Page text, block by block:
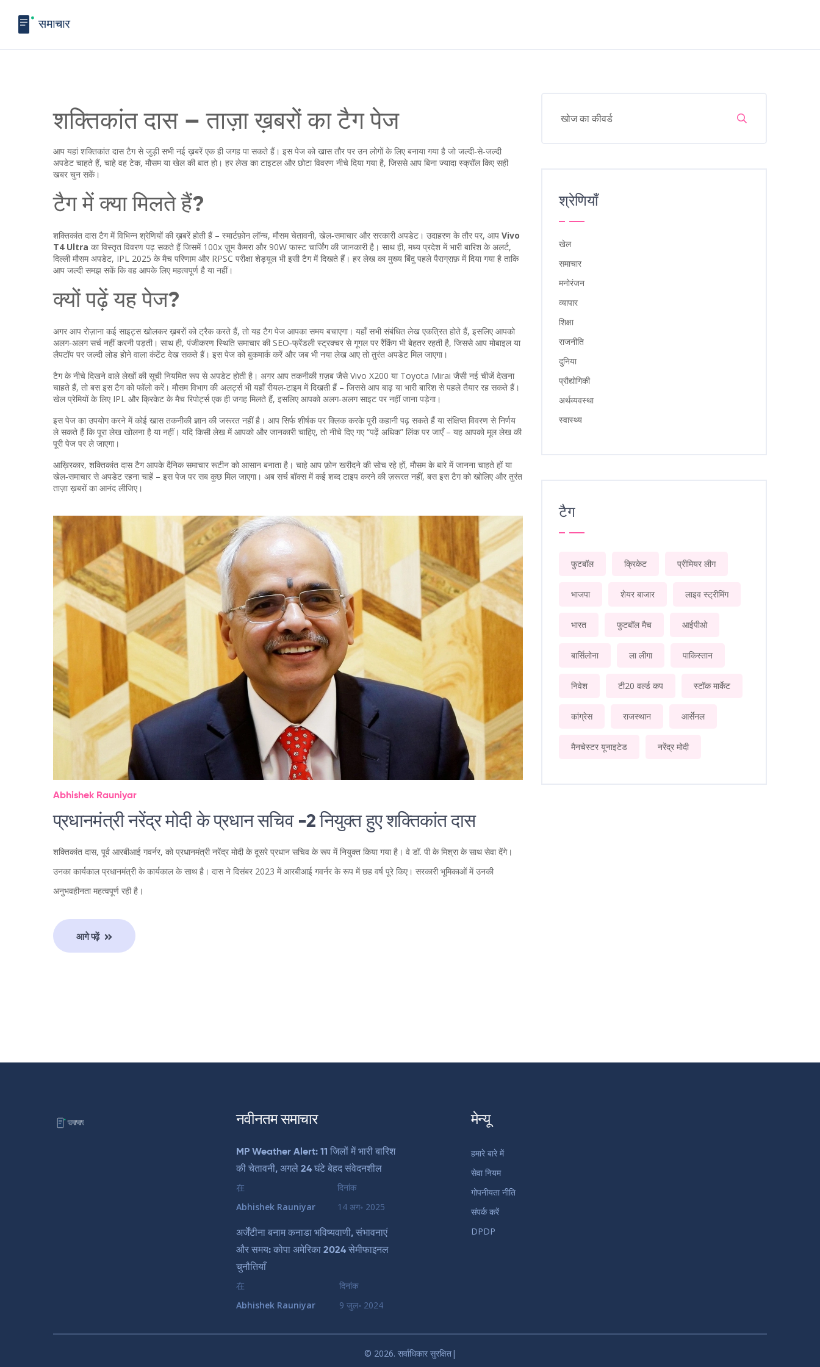
शक्तिकांत दास – ताज़ा ख़बरों का टैग पेज
आप यहां शक्तिकांत दास टैग से जुड़ी सभी नई ख़बरें एक ही जगह पा सकते हैं। इस पेज को खास तौर पर उन लोगों के लिए बनाया गया है जो जल्दी‑से‑जल्दी
अपडेट चाहते हैं, चाहे वह टेक, मौसम या खेल की बात हो। हर लेख का टाइटल और छोटा विवरण नीचे दिया गया है, जिससे आप बिना ज्यादा स्क्रॉल किए सही
खबर चुन सकें।
टैग में क्या मिलते हैं?
शक्तिकांत दास टैग में विभिन्न श्रेणियों की ख़बरें होती हैं – स्मार्टफ़ोन लॉन्च, मौसम चेतावनी, खेल‑समाचार और सरकारी अपडेट। उदाहरण के तौर पर, आप Vivo
T4 Ultra का विस्तृत विवरण पढ़ सकते हैं जिसमें 100x ज़ूम कैमरा और 90W फास्ट चार्जिंग की जानकारी है। साथ ही, मध्य प्रदेश में भारी बारिश के अलर्ट,
दिल्ली मौसम अपडेट, IPL 2025 के मैच परिणाम और RPSC परीक्षा शेड्यूल भी इसी टैग में दिखते हैं। हर लेख का मुख्य बिंदु पहले पैराग्राफ़ में दिया गया है ताकि
आप जल्दी समझ सकें कि वह आपके लिए महत्वपूर्ण है या नहीं।
क्यों पढ़ें यह पेज?
अगर आप रोज़ाना कई साइट्स खोलकर ख़बरों को ट्रैक करते हैं, तो यह टैग पेज आपका समय बचाएगा। यहाँ सभी संबंधित लेख एकत्रित होते हैं, इसलिए आपको
अलग‑अलग सर्च नहीं करनी पड़ती। साथ ही, पंजीकरण स्थिति समाचार की SEO‑फ्रेंडली स्ट्रक्चर से गूगल पर रैंकिंग भी बेहतर रहती है, जिससे आप मोबाइल या
लैपटॉप पर जल्दी लोड होने वाला कंटेंट देख सकते हैं। इस पेज को बुकमार्क करें और जब भी नया लेख आए तो तुरंत अपडेट मिल जाएगा।
टैग के नीचे दिखने वाले लेखों की सूची नियमित रूप से अपडेट होती है। अगर आप तकनीकी ग़ज़ब जैसे Vivo X200 या Toyota Mirai जैसी नई चीजें देखना
चाहते हैं, तो बस इस टैग को फॉलो करें। मौसम विभाग की अलर्ट्स भी यहाँ रीयल‑टाइम में दिखती हैं – जिससे आप बाढ़ या भारी बारिश से पहले तैयार रह सकते हैं।
खेल प्रेमियों के लिए IPL और क्रिकेट के मैच रिपोर्ट्स एक ही जगह मिलते हैं, इसलिए आपको अलग‑अलग साइट पर नहीं जाना पड़ेगा।
इस पेज का उपयोग करने में कोई खास तकनीकी ज्ञान की जरूरत नहीं है। आप सिर्फ शीर्षक पर क्लिक करके पूरी कहानी पढ़ सकते हैं या संक्षिप्त विवरण से निर्णय
ले सकते हैं कि पूरा लेख खोलना है या नहीं। यदि किसी लेख में आपको और जानकारी चाहिए, तो नीचे दिए गए “पढ़ें अधिक” लिंक पर जाएँ – यह आपको मूल लेख की
पूरी पेज पर ले जाएगा।
आख़िरकार, शक्तिकांत दास टैग आपके दैनिक समाचार रूटीन को आसान बनाता है। चाहे आप फ़ोन खरीदने की सोच रहे हों, मौसम के बारे में जानना चाहते हों या
खेल‑समाचार से अपडेट रहना चाहें – इस पेज पर सब कुछ मिल जाएगा। अब सर्च बॉक्स में कई शब्द टाइप करने की ज़रूरत नहीं, बस इस टैग को खोलिए और तुरंत
ताज़ा ख़बरों का आनंद लीजिए।
Abhishek Rauniyar
प्रधानमंत्री नरेंद्र मोदी के प्रधान सचिव -2 नियुक्त हुए शक्तिकांत दास
शक्तिकांत दास, पूर्व आरबीआई गवर्नर, को प्रधानमंत्री नरेंद्र मोदी के दूसरे प्रधान सचिव के रूप में नियुक्त किया गया है। वे डॉ. पी के मिश्रा के साथ सेवा देंगे।
उनका कार्यकाल प्रधानमंत्री के कार्यकाल के साथ है। दास ने दिसंबर 2023 में आरबीआई गवर्नर के रूप में छह वर्ष पूरे किए। सरकारी भूमिकाओं में उनकी
अनुभवहीनता महत्वपूर्ण रही है।
आगे पढ़ें
श्रेणियाँ
खेल
समाचार
मनोरंजन
व्यापार
शिक्षा
राजनीति
दुनिया
प्रौद्योगिकी
अर्थव्यवस्था
स्वास्थ्य
टैग
फुटबॉल क्रिकेट प्रीमियर लीग
भाजपा शेयर बाजार लाइव स्ट्रीमिंग
भारत फुटबॉल मैच आईपीओ
बार्सिलोना ला लीगा पाकिस्तान
निवेश टी20 वर्ल्ड कप स्टॉक मार्केट
कांग्रेस राजस्थान आर्सेनल
मैनचेस्टर यूनाइटेड नरेंद्र मोदी
नवीनतम समाचार
MP Weather Alert: 11 जिलों में भारी बारिश
की चेतावनी, अगले 24 घंटे बेहद संवेदनशील
在
Abhishek Rauniyar
दिनांक
14 अग॰ 2025
अर्जेंटीना बनाम कनाडा भविष्यवाणी, संभावनाएं
और समय: कोपा अमेरिका 2024 सेमीफाइनल
चुनौतियाँ
在
Abhishek Rauniyar
दिनांक
9 जुल॰ 2024
मेन्यू
हमारे बारे में
सेवा नियम
गोपनीयता नीति
संपर्क करें
DPDP
© 2026. सर्वाधिकार सुरक्षित|